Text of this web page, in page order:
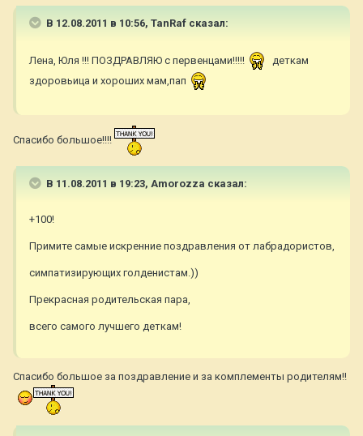
В 12.08.2011 в 10:56, TanRaf сказал:
Лена, Юля !!! ПОЗДРАВЛЯЮ с первенцами!!!!!
деткам
здоровьица и хороших мам,пап
Спасибо большое!!!!
В 11.08.2011 в 19:23, Amorozza сказал:
+100!
Примите самые искренние поздравления от лабрадористов,
симпатизирующих голденистам.))
Прекрасная родительская пара,
всего самого лучшего деткам!
Спасибо большое за поздравление и за комплементы родителям!!